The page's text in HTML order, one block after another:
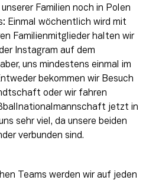
Familien noch in Polen
Einmal wöchentlich wird mit
Familienmitglieder halten wir
Instagram auf dem
uns mindestens einmal im
bekommen wir Besuch
oder wir fahren
jetzt in
sehr viel, da unsere beiden
verbunden sind.
Teams werden wir auf jeden